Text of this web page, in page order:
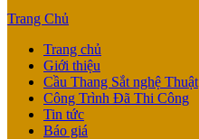
Trang Chủ
Trang chủ
Giới thiệu
Cầu Thang Sắt nghệ Thuật
Công Trình Đã Thi Công
Tin tức
Báo giá